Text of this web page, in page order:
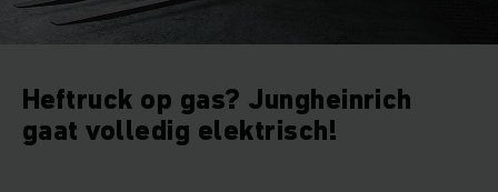
Heftruck op gas? Jungheinrich
gaat volledig elektrisch!